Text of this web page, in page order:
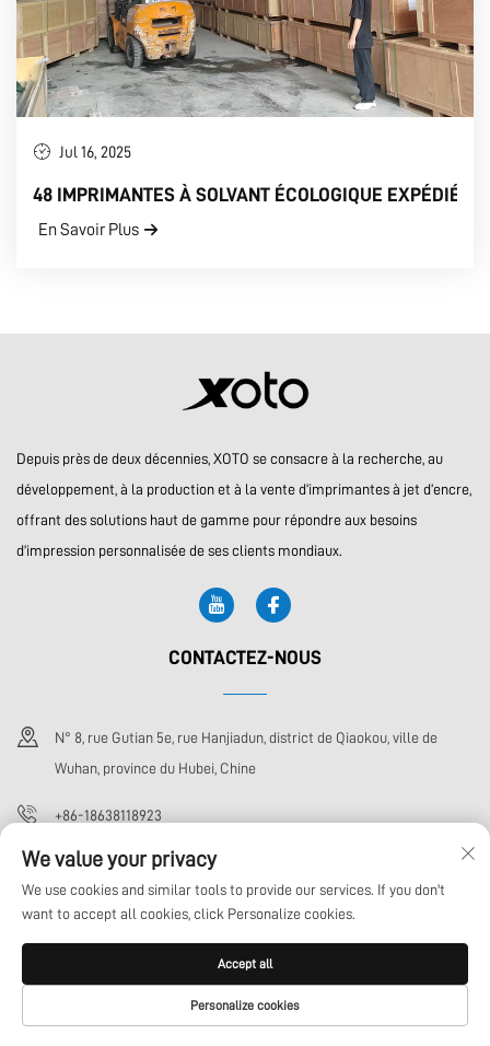
Jul 16, 2025
48 IMPRIMANTES À SOLVANT ÉCOLOGIQUE EXPÉDIÉES
En Savoir Plus
Depuis près de deux décennies, XOTO se consacre à la recherche, au
développement, à la production et à la vente d’imprimantes à jet d’encre,
offrant des solutions haut de gamme pour répondre aux besoins
d’impression personnalisée de ses clients mondiaux.
CONTACTEZ-NOUS
N° 8, rue Gutian 5e, rue Hanjiadun, district de Qiaokou, ville de
Wuhan, province du Hubei, Chine
+86-18638118923
[email protected]
confidentialité
We value your privacy
We use cookies and similar tools to provide our services. If you don't
want to accept all cookies, click Personalize cookies.
Personalize cookies
Accept all